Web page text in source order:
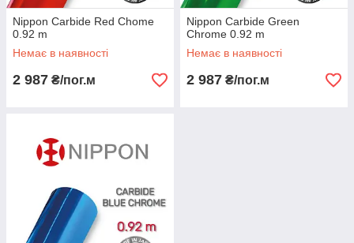
Nippon Сarbide Red Chome
0.92 m
Немає в наявності
2 987 ₴/пог.м
Nippon Сarbide Green
Chrome 0.92 m
Немає в наявності
2 987 ₴/пог.м